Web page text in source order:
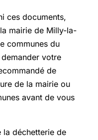
ces documents,
mairie de Milly-la-
communes du
votre
de
de la mairie ou
avant de vous
la déchetterie de